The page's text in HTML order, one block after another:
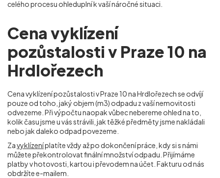
celého procesu ohleduplní k vaší náročné situaci.
Cena vyklízení
pozůstalosti v Praze 10 na
Hrdlořezech
Cena vyklízení pozůstalosti v Praze 10 na Hrdlořezechse odvíjí
pouze od toho, jaký objem (m3) odpadu z vaší nemovitosti
odvezeme. Při výpočtu naopak vůbec nebereme ohled na to,
kolik času jsme u vás strávili, jak těžké předměty jsme nakládali
nebo jak daleko odpad povezeme.
Zavyklízeníplatíte vždy až po dokončení práce, kdy si s námi
můžete překontrolovat finální množství odpadu. Přijímáme
platby v hotovosti, kartou i převodem na účet. Fakturu od nás
obdržíte e-mailem.